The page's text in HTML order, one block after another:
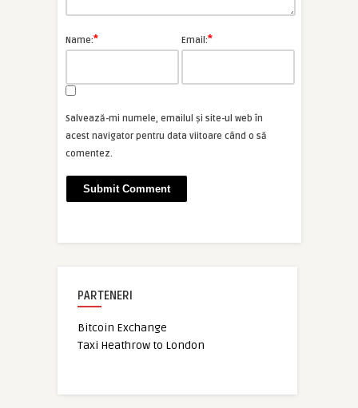
Name:* Email:*
Salvează-mi numele, emailul și site-ul web în
acest navigator pentru data viitoare când o să
comentez.
PARTENERI
Bitcoin Exchange
Taxi Heathrow to London